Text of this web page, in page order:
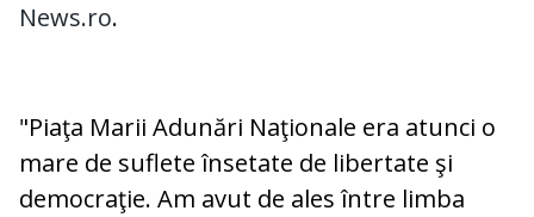
News.ro.
"Piaţa Marii Adunări Naţionale era atunci o
mare de suflete însetate de libertate şi
democraţie. Am avut de ales între limba